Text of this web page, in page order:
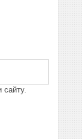
сайту.